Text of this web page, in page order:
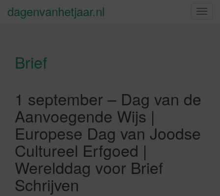
S
dagenvanhetjaar.nl
Brief
1 september – Dag van de
Aanvoegende Wijs |
Europese Dag van Joodse
Cultureel Erfgoed |
Werelddag voor Brief
Schrijven